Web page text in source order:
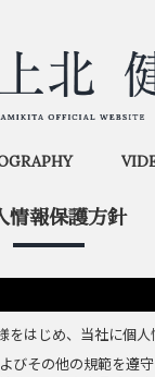
情報保護方針
はじめ、当社に個
その他の規範を遵